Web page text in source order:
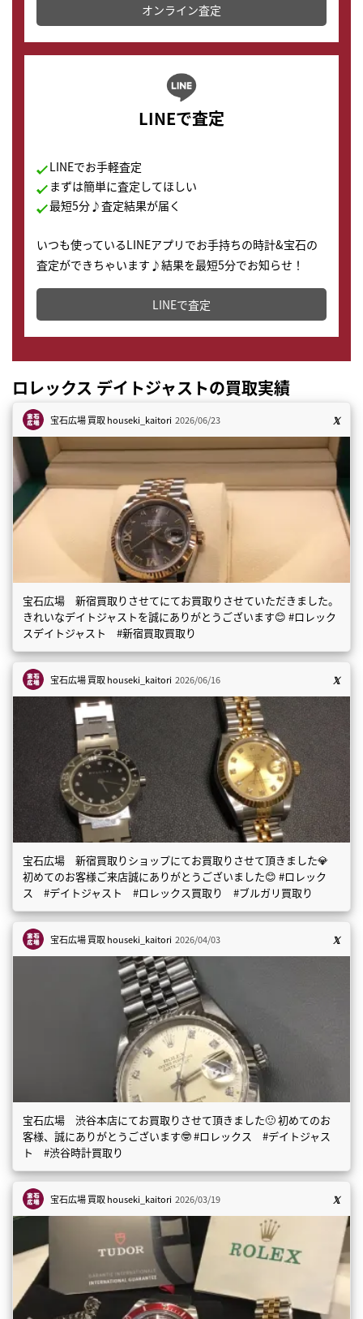
オンライン査定
LINEで査定
LINEでお手軽査定
まずは簡単に査定してほしい
最短5分♪査定結果が届く
いつも使っているLINEアプリでお手持ちの時計&宝石の
査定ができちゃいます♪結果を最短5分でお知らせ！
どこからでもすぐに査定金額を知ることが出来ます。
LINEで査定
ロレックス デイトジャストの買取実績
宝石広場 買取houseki_kaitori 2026/06/23
宝石広場 新宿買取りさせてにてお買取りさせていただきました。
きれいなデイトジャストを誠にありがとうございます😊 #ロレック
スデイトジャスト #新宿買取買取り
宝石広場 買取houseki_kaitori 2026/06/16
宝石広場 新宿買取りショップにてお買取りさせて頂きました💎
初めてのお客様ご来店誠にありがとうございました😊 #ロレック
ス #デイトジャスト #ロレックス買取り #ブルガリ買取り
宝石広場 買取houseki_kaitori 2026/04/03
宝石広場 渋谷本店にてお買取りさせて頂きました🙂 初めてのお
客様、誠にありがとうございます🤓 #ロレックス #デイトジャス
ト #渋谷時計買取り
宝石広場 買取houseki_kaitori 2026/03/19